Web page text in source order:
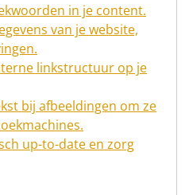
in je content.
van je website,
linkstructuur op je
bij afbeeldingen om ze
up-to-date en zorg